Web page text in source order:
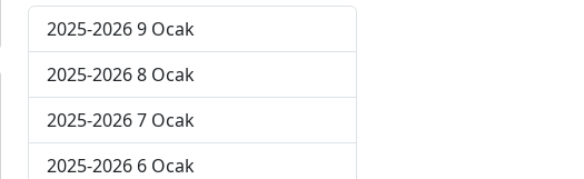
2025-2026 9 Ocak
2025-2026 8 Ocak
2025-2026 7 Ocak
2025-2026 6 Ocak